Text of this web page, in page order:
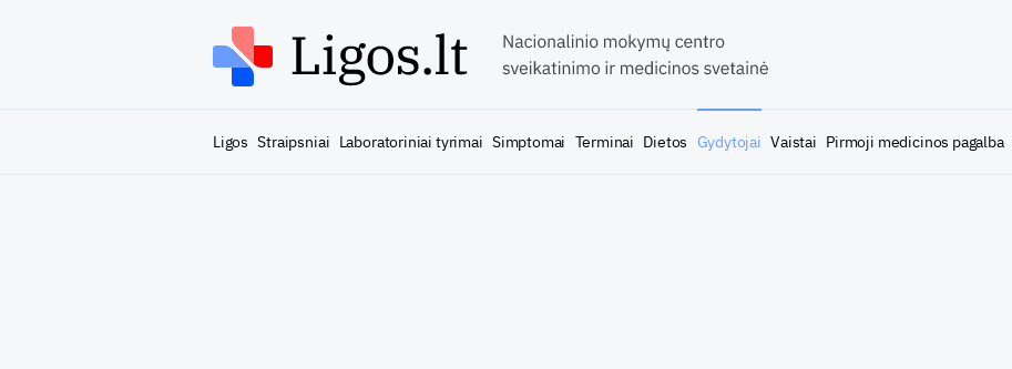
Ligos Straipsniai Laboratoriniai tyrimai Simptomai Terminai Dietos Gydytojai Vaistai Pirmoji medicinos pagalba